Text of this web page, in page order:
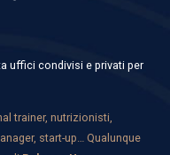
uffici condivisi e privati per
trainer, nutrizionisti,
start-up… Qualunque